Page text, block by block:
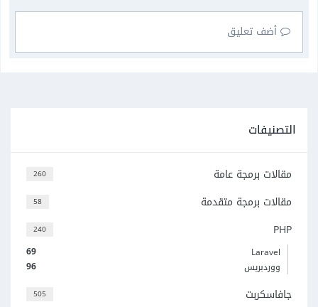
أضف تعليق
التصنيفات
260 مقالات برمجة عامة
58 مقالات برمجة متقدمة
240 PHP
69
Laravel
96
ووردبريس
505 جافاسكربت